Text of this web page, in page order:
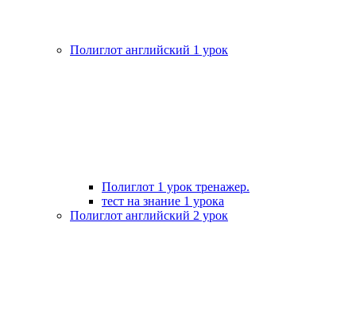
Полиглот английский 1 урок
Полиглот 1 урок тренажер.
тест на знание 1 урока
Полиглот английский 2 урок